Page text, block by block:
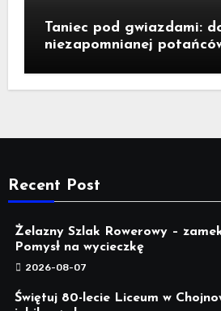
Taniec pod gwiazdami:
niezapomnianej
Recent Post
Żelazny Szlak Rowerowy –
Pomysł na wycieczkę
2026-08-07
Świętuj 80-lecie Liceum w